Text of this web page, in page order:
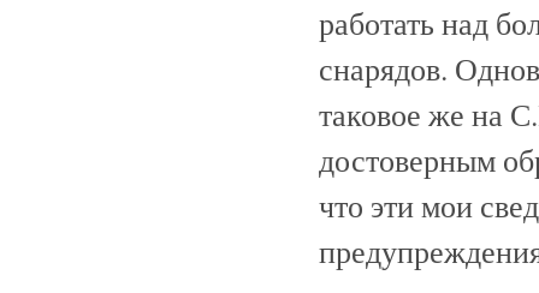
работать над
снарядов.
таковое же на
достоверным
что эти мои